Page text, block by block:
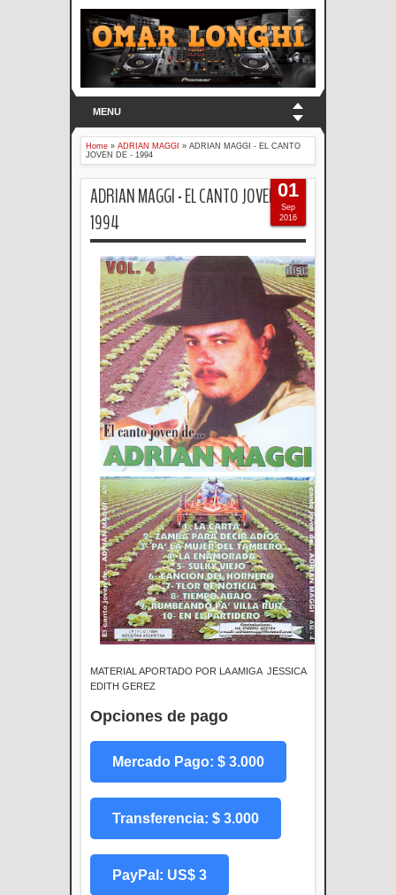
MENU
Home » ADRIAN MAGGI » ADRIAN MAGGI - EL CANTO
JOVEN DE - 1994
ADRIAN MAGGI - EL CANTO JOVEN DE -
1994
MATERIAL APORTADO POR LA AMIGA JESSICA
EDITH GEREZ
Opciones de pago
Mercado Pago: $ 3.000
Transferencia: $ 3.000
PayPal: US$ 3
01
Sep
2016